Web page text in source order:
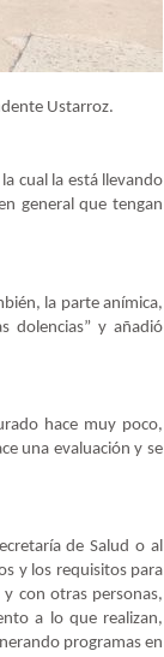
Ustarroz.
cual la está llevando
general que tengan
la parte anímica,
dolencias” y añadió
hace muy poco,
una evaluación y se
de Salud o al
y los requisitos para
con otras personas,
a lo que realizan,
programas en